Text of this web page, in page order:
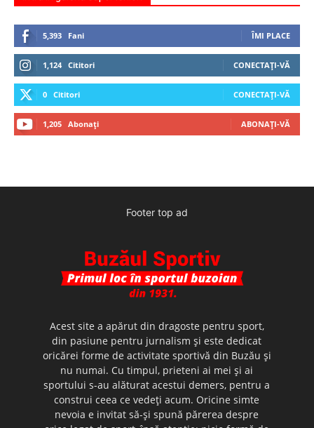
5,393 Fani ÎMI PLACE
1,124 Cititori CONECTAȚI-VĂ
0 Cititori CONECTAȚI-VĂ
1,205 Abonați ABONAȚI-VĂ
Footer top ad
Acest site a apărut din dragoste pentru sport,
din pasiune pentru jurnalism şi este dedicat
oricărei forme de activitate sportivă din Buzău şi
nu numai. Cu timpul, prieteni ai mei şi ai
sportului s-au alăturat acestui demers, pentru a
construi ceea ce vedeţi acum. Oricine simte
nevoia e invitat să-şi spună părerea despre